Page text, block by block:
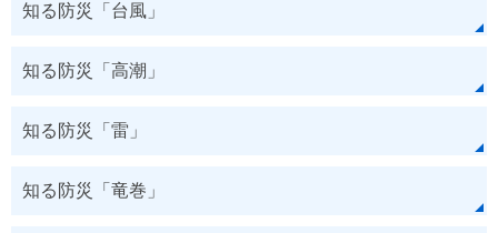
知る防災「台風」
知る防災「高潮」
知る防災「雷」
知る防災「竜巻」